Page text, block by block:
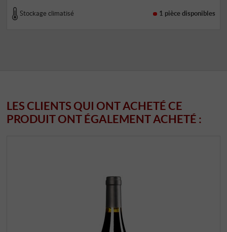
Stockage climatisé 1 piècedisponibles
LES CLIENTS QUI ONT ACHETÉ CE
PRODUIT ONT ÉGALEMENT ACHETÉ :